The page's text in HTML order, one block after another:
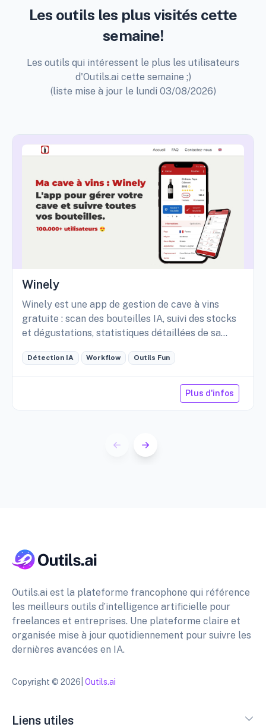
Les outils les plus visités cette
semaine!
Les outils qui intéressent le plus les utilisateurs
d'Outils.ai cette semaine ;)
(liste mise à jour le lundi 03/08/2026)
Winely
Winely est une app de gestion de cave à vins
gratuite : scan des bouteilles IA, suivi des stocks
et dégustations, statistiques détaillées de sa
Détection IA Workflow Outils Fun
Plus d'infos
Outils.ai est la plateforme francophone qui référence
les meilleurs outils d’intelligence artificielle pour
freelances et entreprises. Une plateforme claire et
organisée mise à jour quotidiennement pour suivre les
dernières avancées en IA.
Copyright © 2026| Outils.ai
Liens utiles